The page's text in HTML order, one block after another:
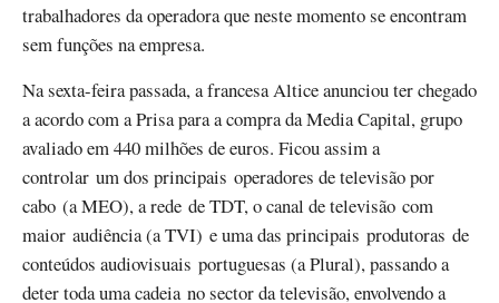
trabalhadores da operadora que neste momento se encontram
sem funções na empresa.
Na sexta-feira passada, a francesa Altice anunciou ter chegado
a acordo com a Prisa para a compra da Media Capital, grupo
avaliado em 440 milhões de euros. Ficou assim a
controlar um dos principais operadores de televisão por
cabo (a MEO), a rede de TDT, o canal de televisão com
maior audiência (a TVI) e uma das principais produtoras de
conteúdos audiovisuais portuguesas (a Plural), passando a
deter toda uma cadeia no sector da televisão, envolvendo a